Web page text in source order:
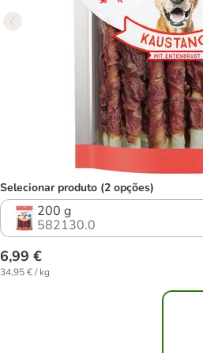
Selecionar produto (2 opções)
200 g
582130.0
6,99 €
34,95 € / kg